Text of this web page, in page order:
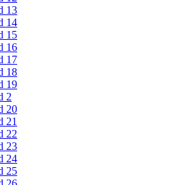
13
14
15
16
17
18
19
2
20
21
22
23
24
25